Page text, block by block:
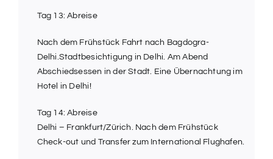
Tag 13: Abreise
Nach dem Frühstück Fahrt nach Bagdogra-
Delhi.Stadtbesichtigung in Delhi. Am Abend
Abschiedsessen in der Stadt. Eine Übernachtung im
Hotel in Delhi!
Tag 14: Abreise
Delhi – Frankfurt/Zürich. Nach dem Frühstück
Check-out und Transfer zum International Flughafen.